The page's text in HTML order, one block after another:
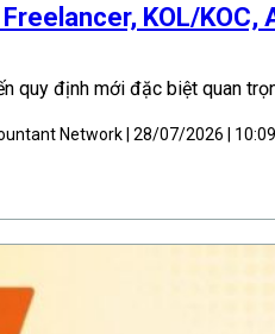
KOL/
quy định mới đặc biệt quan
Network | 28/07/2026 |